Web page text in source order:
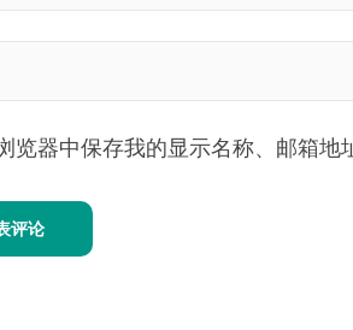
览器中保存我的显示名称、邮箱地